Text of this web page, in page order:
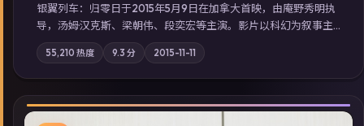
银翼列车：归零日于2015年5月9日在加拿大首映，由庵野秀明执
导，汤姆·汉克斯、梁朝伟、段奕宏等主演。影片以科幻为叙事主
轴，城市霓虹背后，有人用规则改写命运；摄影与配乐强化地域
气质；站内亦可通过「国产免费观看高清电视剧在线看」延展检
索同类型高分佳作，畅享高清在线追剧体验。
55,210 热度 9.3 分 2015-11-11